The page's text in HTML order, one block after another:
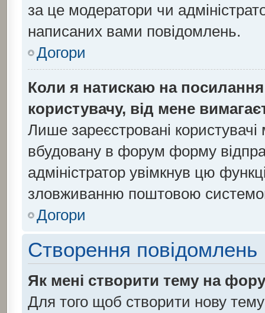
за це модератори чи
написаних вами повідомлень.
Догори
Коли я натискаю на
користувачу, від мене
Лише зареєстровані
вбудовану в форум форму
адміністратор увімкнув цю
зловживанню поштовою
Догори
Створення повідомлень
Як мені створити тему на
Для того щоб створити нову